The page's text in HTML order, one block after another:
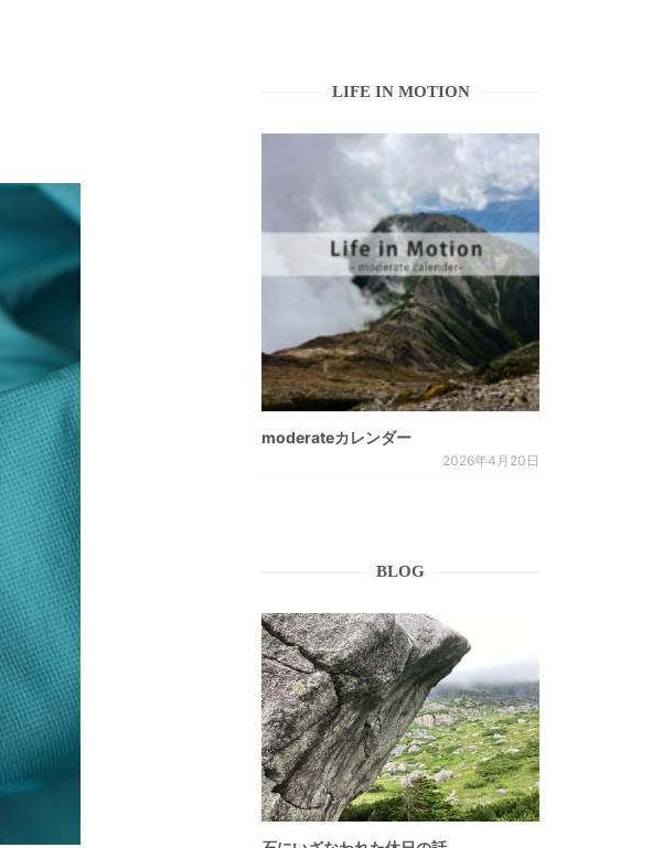
LIFE IN MOTION
moderateカレンダー
2026年4月20日
BLOG